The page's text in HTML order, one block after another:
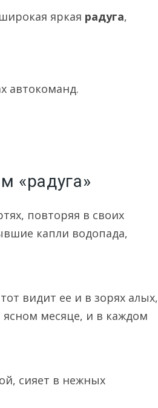
яркая радуга,
автокоманд.
«радуга»
повторяя в своих
капли водопада,
видит ее и в зорях алых,
месяце, и в каждом
сияет в нежных